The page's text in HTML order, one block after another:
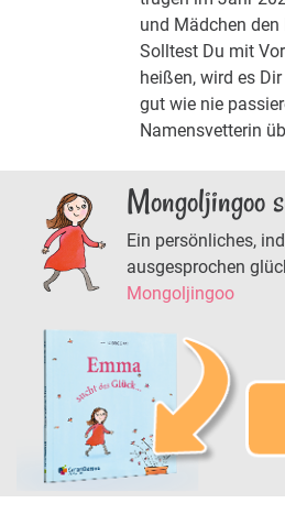
und Mädchen den
Solltest Du mit
heißen, wird es
gut wie nie
Namensvetterin
Mongoljingoo
Ein persönliches,
ausgesprochen
Mongoljingoo